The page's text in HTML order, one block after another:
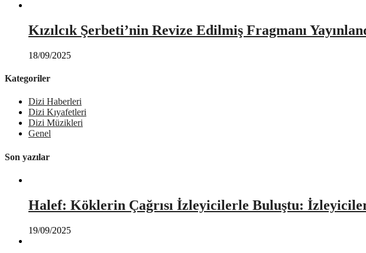
Kızılcık Şerbeti’nin Revize Edilmiş Fragmanı
18/09/2025
Kategoriler
Dizi Haberleri
Dizi Kıyafetleri
Dizi Müzikleri
Genel
Son yazılar
Halef: Köklerin Çağrısı İzleyicilerle Buluştu:
19/09/2025